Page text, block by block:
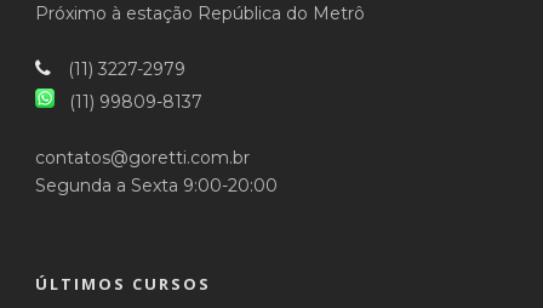
Próximo à estação República do Metrô
(11) 3227-2979
(11) 99809-8137
contatos@goretti.com.br
Segunda a Sexta 9:00-20:00
ÚLTIMOS CURSOS